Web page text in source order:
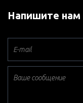
Напишите нам